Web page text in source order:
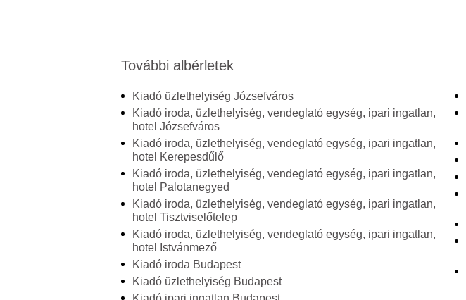
További albérletek
Kiadó üzlethelyiség Józsefváros
Kiadó iroda, üzlethelyiség, vendeglató egység, ipari ingatlan,
hotel Józsefváros
Kiadó iroda, üzlethelyiség, vendeglató egység, ipari ingatlan,
hotel Kerepesdűlő
Kiadó iroda, üzlethelyiség, vendeglató egység, ipari ingatlan,
hotel Palotanegyed
Kiadó iroda, üzlethelyiség, vendeglató egység, ipari ingatlan,
hotel Tisztviselőtelep
Kiadó iroda, üzlethelyiség, vendeglató egység, ipari ingatlan,
hotel Istvánmező
Kiadó iroda Budapest
Kiadó üzlethelyiség Budapest